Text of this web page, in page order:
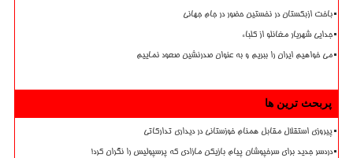
باخت ازبکستان در نخستین حضور در جام جهانی
جدایی شهریار مغانلو از کلباء
می خواهیم ایران را ببریم و به عنوان صدرنشین صعود نماییم
پربحث ترین ها
پیروزی استقلال مقابل همنام خوزستانی در دیداری تدارکاتی
دردسر جدید برای سرخپوشان پیام بازیکن مازادی که پرسپولیس را نگران کرد!